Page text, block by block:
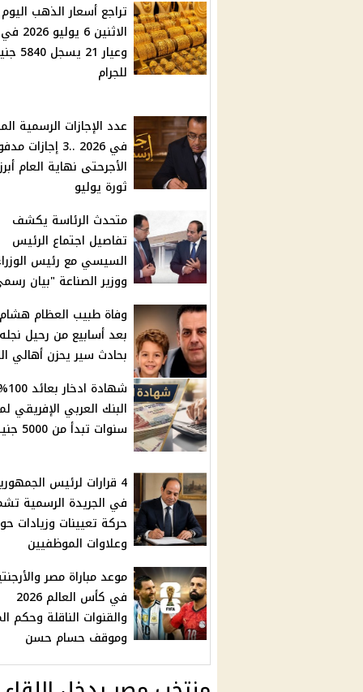
تراجع أسعار الذهب اليوم
الاثنين
وعيار 21
للجرام
عدد الإجازات الرسمية
في 2026 ..3 إجازات
الأجرحتى نهاية العام
ثورة يوليو
متحدث الرئاسة يكشف
تفاصيل اجتماع الرئيس
السيسي مع رئيس
ووزير الصناعة "بيان
وفاة طبيب العظام
بعد أسابيع من رحيل نجله
بحادث سير يحزن أهالي
سنوات تبدأ من 5000 جنيه
4 قرارات لرئيس
في الجريدة الرسمية
حركة تعيينات وزيادات
وعلاوات الموظفيين
موعد مباراة مصر
في كأس العالم 2026
والقنوات الناقلة وحكم
وموقف حسام حسن